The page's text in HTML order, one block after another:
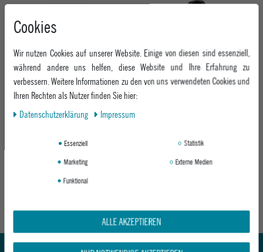
UVP 64,95 €
ab 44,95 €
BLACK
UVP 44,95 €
Whatsapp Support
Kauf auf Rechnung
Abholung in den Epoxy Stores
Cookies
Wir nutzen Cookies auf unserer Website. Einige von diesen sind essenziell,
während andere uns helfen, diese Website und Ihre Erfahrung zu
verbessern. Weitere Informationen zu den von uns verwendeten Cookies und
Ihren Rechten als Nutzer finden Sie hier:
Daten­schutz­erklärung
Impressum
Essenziell
Statistik
Marketing
Externe Medien
Funktional
ALLE AKZEPTIEREN